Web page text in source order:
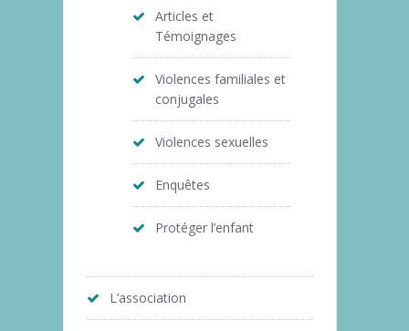
Articles et
Témoignages
Violences familiales et
conjugales
Violences sexuelles
Enquêtes
Protéger l’enfant
L’association